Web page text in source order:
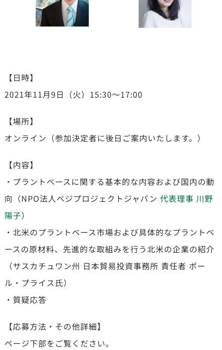
【日時】
2021年11月9日（火）15:30～17:00
【場所】
オンライン（参加決定者に後日ご案内いたします。）
【内容】
・プラントベースに関する基本的な内容および国内の動
向（NPO法人ベジプロジェクトジャパン 代表理事 川野
陽子）
・北米のプラントベース市場および具体的なプラントベ
ースの原材料、先進的な取組みを行う北米の企業の紹介
（サスカチュワン州 日本貿易投資事務所 責任者 ポー
ル・プライス氏）
・質疑応答
【応募方法・その他詳細】
ページ下部をご覧ください。